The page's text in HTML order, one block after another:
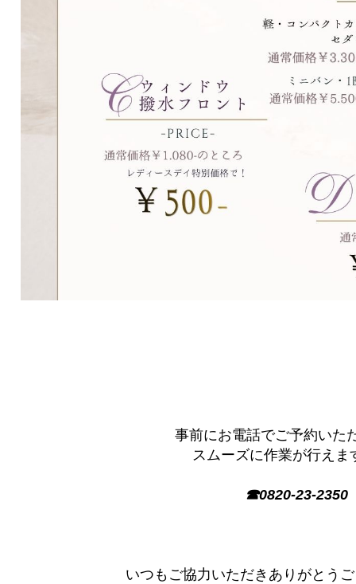
事前にお電話でご予約いた
スムーズに作業が行えま
☎0820-23-2350
いつもご協力いただきありがとう